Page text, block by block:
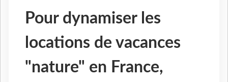
Pour dynamiser les
locations de vacances
"nature" en France,